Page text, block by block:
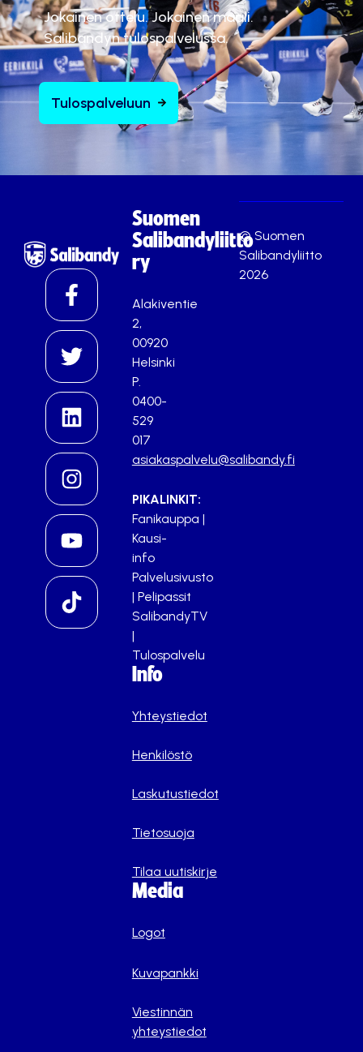
Jokainen ottelu. Jokainen maali.
Salibandyn tulospalvelussa.
Tulospalveluun
Suomen
Salibandyliitto
ry
Alakiventie
2,
00920
Helsinki
P.
0400-
529
017
asiakaspalvelu@salibandy.fi
PIKALINKIT:
Fanikauppa |
Kausi-
info
Palvelusivusto
| Pelipassit
SalibandyTV
|
Tulospalvelu
Info
Yhteystiedot
Henkilöstö
Laskutustiedot
Tietosuoja
Tilaa uutiskirje
Media
Logot
Kuvapankki
Viestinnän
yhteystiedot
© Suomen
Salibandyliitto
2026